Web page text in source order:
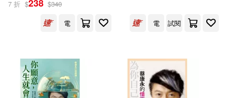
適合手機平板閱讀(8)
其他 (可複選)
7 折 $238 $340
電
電 試閱